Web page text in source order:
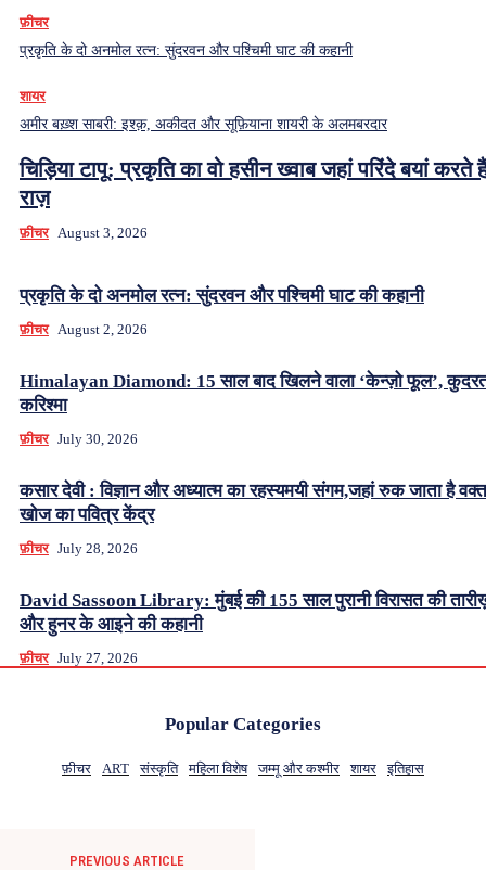
फ़ीचर
प्रकृति के दो अनमोल रत्न: सुंदरवन और पश्चिमी घाट की कहानी
शायर
अमीर बख़्श साबरी: इश्क़, अकीदत और सूफ़ियाना शायरी के अलमबरदार
चिड़िया टापू: प्रकृति का वो हसीन ख्वाब जहां परिंदे बयां करते
राज़
फ़ीचर August 3, 2026
प्रकृति के दो अनमोल रत्न: सुंदरवन और पश्चिमी घाट की कहानी
फ़ीचर August 2, 2026
Himalayan Diamond: 15 साल बाद खिलने वाला ‘केन्ज़ो फूल’,
करिश्मा
फ़ीचर July 30, 2026
कसार देवी : विज्ञान और अध्यात्म का रहस्यमयी संगम,जहां रुक जाता है
खोज का पवित्र केंद्र
फ़ीचर July 28, 2026
David Sassoon Library: मुंबई की 155 साल पुरानी विरासत की
और हुनर के आइने की कहानी
फ़ीचर July 27, 2026
Popular Categories
फ़ीचर ART संस्कृति महिला विशेष जम्मू और कश्मीर शायर इतिहास
PREVIOUS ARTICLE